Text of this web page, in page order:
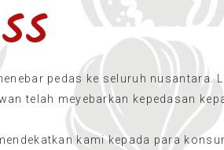
pedas ke seluruh nusantara.
telah meyebarkan kepedasan
kami kepada para